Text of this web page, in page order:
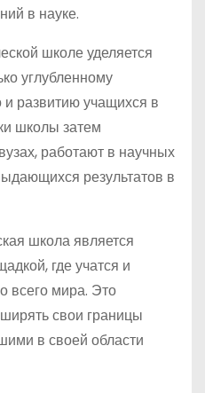
в науке.
школе уделяется
углубленному
развитию учащихся в
школы затем
работают в научных
результатов в
школа является
где учатся и
всего мира. Это
свои границы
в своей области